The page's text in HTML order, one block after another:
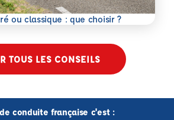
ou classique : que choisir ?
TOUS LES CONSEILS
conduite française c'est :